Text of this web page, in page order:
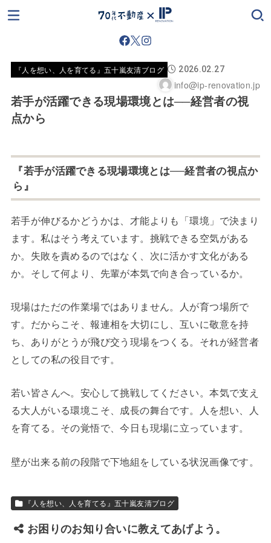
『人を想い、人を育てる』五十嵐友清ブログ 2026.02.27
info@ip-renovation.jp
若手が活躍できる現場環境とは──経営者の視
点から
『若手が活躍できる現場環境とは──経営者の視点か
ら』
若手が伸びるかどうかは、才能よりも「環境」で決まり
ます。私はそう考えています。挑戦できる空気がある
か。失敗を責めるのではなく、次に活かす文化がある
か。そして何より、先輩が本気で向き合っているか。
現場はただの作業場ではありません。人が育つ場所で
す。だからこそ、報連相を大切にし、互いに敬意を持
ち、ありがとうが飛び交う現場をつくる。それが経営者
としての私の役目です。
若い皆さんへ。安心して挑戦してください。本気で支え
る大人がいる環境こそ、成長の舞台です。人を想い、人
を育てる。その覚悟で、今日も現場に立っています。
壁が出来る前の段階で下地組をしている状況画像です。
『人を想い、人を育てる』五十嵐友清ブログ
お困りのお知り合いに教えてあげよう。